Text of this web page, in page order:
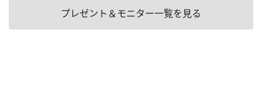
プレゼント＆モニター一覧を見る